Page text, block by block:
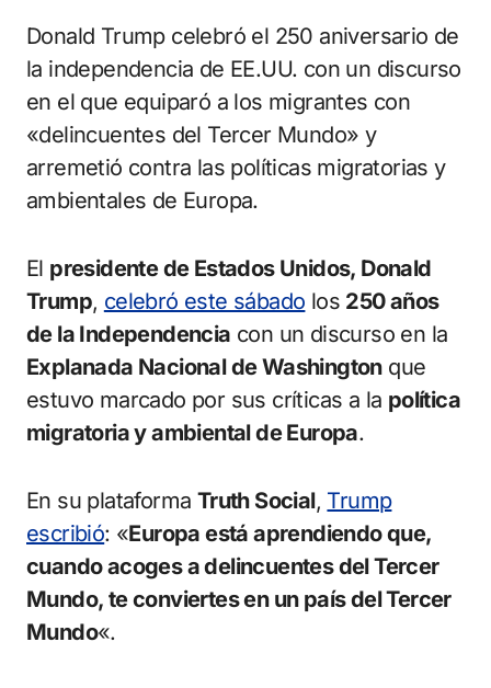
Donald Trump celebró el 250 aniversario de
la independencia de EE.UU. con un discurso
en el que equiparó a los migrantes con
«delincuentes del Tercer Mundo» y
arremetió contra las políticas migratorias y
ambientales de Europa.
El presidente de Estados Unidos, Donald
Trump, celebró este sábado los 250 años
de la Independencia con un discurso en la
Explanada Nacional de Washingtonque
estuvo marcado por sus críticas a la política
migratoria y ambiental de Europa.
En su plataforma Truth Social, Trump
escribió: «Europa está aprendiendo que,
cuando acoges a delincuentes del Tercer
Mundo, te conviertes en un país del Tercer
Mundo«.